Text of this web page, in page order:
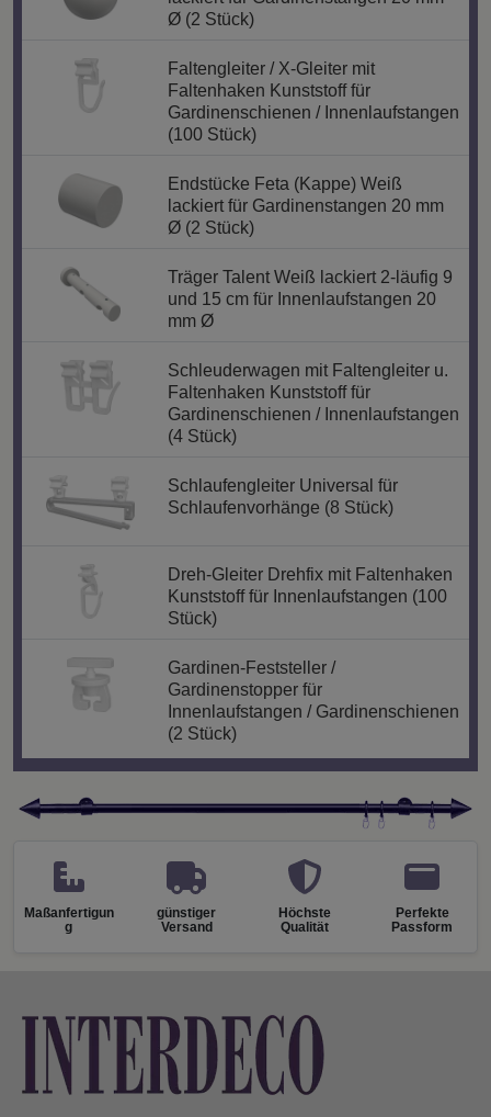
Ø (2 Stück)
Faltengleiter / X-Gleiter mit
Faltenhaken Kunststoff für
Gardinenschienen / Innenlaufstangen
(100 Stück)
Endstücke Feta (Kappe) Weiß
lackiert für Gardinenstangen 20 mm
Ø (2 Stück)
Träger Talent Weiß lackiert 2-läufig 9
und 15 cm für Innenlaufstangen 20
mm Ø
Schleuderwagen mit Faltengleiter u.
Faltenhaken Kunststoff für
Gardinenschienen / Innenlaufstangen
(4 Stück)
Schlaufengleiter Universal für
Schlaufenvorhänge (8 Stück)
Dreh-Gleiter Drehfix mit Faltenhaken
Kunststoff für Innenlaufstangen (100
Stück)
Gardinen-Feststeller /
Gardinenstopper für
Innenlaufstangen / Gardinenschienen
(2 Stück)
Maßanfertigun
g
günstiger
Versand
Höchste
Qualität
Perfekte
Passform